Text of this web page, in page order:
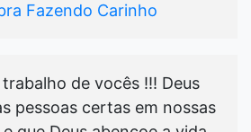
Fazendo Carinho
de vocês !!! Deus
pessoas certas em nossas